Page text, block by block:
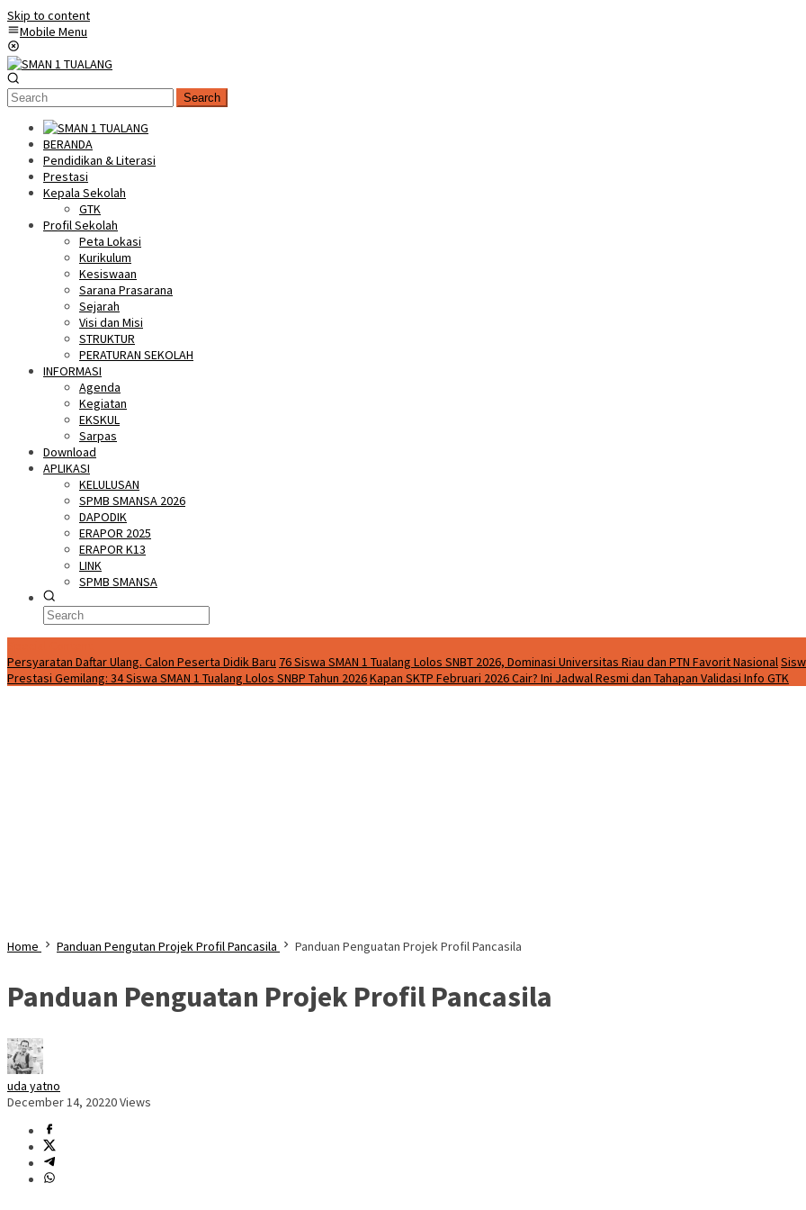
Skip to content
Mobile Menu
Search
BERANDA
Pendidikan & Literasi
Prestasi
Kepala Sekolah
GTK
Profil Sekolah
Peta Lokasi
Kurikulum
Kesiswaan
Sarana Prasarana
Sejarah
Visi dan Misi
STRUKTUR
PERATURAN SEKOLAH
INFORMASI
Agenda
Kegiatan
EKSKUL
Sarpas
Download
APLIKASI
KELULUSAN
SPMB SMANSA 2026
DAPODIK
ERAPOR 2025
ERAPOR K13
LINK
SPMB SMANSA
Persyaratan Daftar Ulang. Calon Peserta Didik Baru 76 Siswa SMAN 1 Tualang Lolos SNBT 2026, Dominasi Universitas Riau dan PTN Favorit Nasional
Prestasi Gemilang: 34 Siswa SMAN 1 Tualang Lolos SNBP Tahun 2026Kapan SKTP Februari 2026 Cair? Ini Jadwal Resmi dan Tahapan Validasi Info GTK
Home Panduan Pengutan Projek Profil Pancasila Panduan Penguatan Projek Profil Pancasila
Panduan Penguatan Projek Profil Pancasila
uda yatno
December 14, 20220 Views